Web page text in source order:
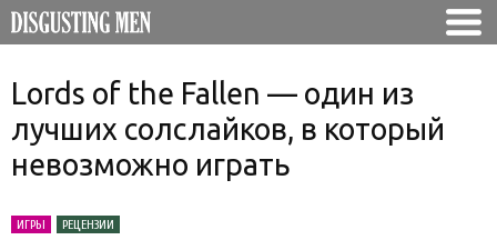
Lords of the Fallen — один из
лучших солслайков, в который
невозможно играть
ИГРЫ
РЕЦЕНЗИИ